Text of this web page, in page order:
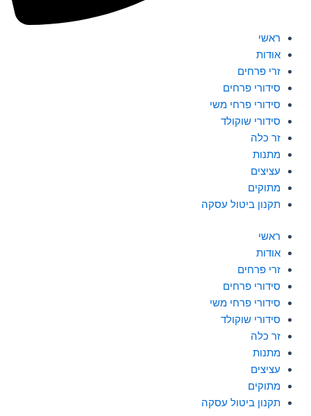
ראשי
אודות
זרי פרחים
סידורי פרחים
סידורי פרחי משי
סידורי שוקולד
זר כלה
מתנות
עציצים
מתוקים
תקנון ביטול עסקה
ראשי
אודות
זרי פרחים
סידורי פרחים
סידורי פרחי משי
סידורי שוקולד
זר כלה
מתנות
עציצים
מתוקים
תקנון ביטול עסקה